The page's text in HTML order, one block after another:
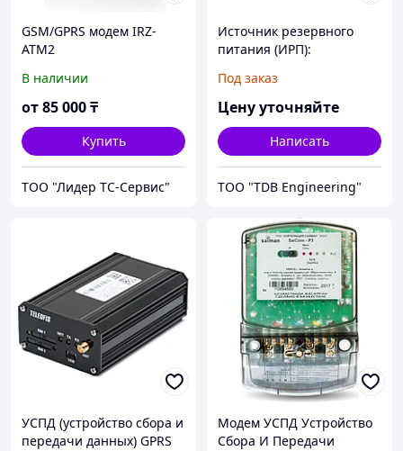
GSM/GPRS модем IRZ-
ATM2
В наличии
от85 000₸
Купить
ТОО "Лидер ТС-Сервис"
Источник резервного
питания (ИРП):
Под заказ
Цену уточняйте
Написать
ТОО "TDB Engineering"
УСПД (устройство сбора и
передачи данных) GPRS
Модем УСПД Устройство
Сбора И Передачи